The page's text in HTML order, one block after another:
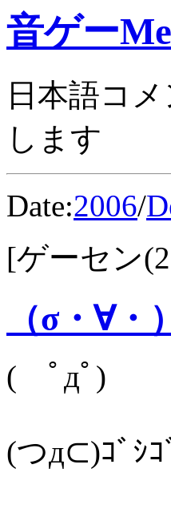
音ゲー
日本語コ
します
Date:2006/
[ゲーセン
（σ・∀・
( ﾟдﾟ)
(つд⊂)ｺﾞｼｺ